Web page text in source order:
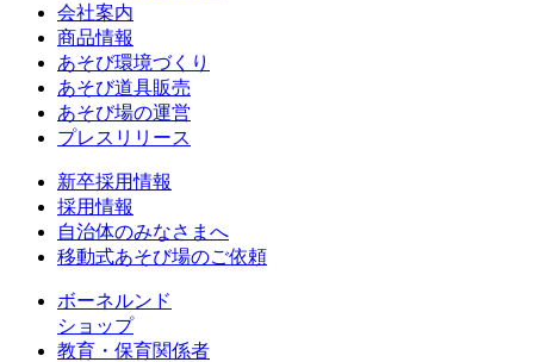
会社案内
商品情報
あそび環境づくり
あそび道具販売
あそび場の運営
プレスリリース
新卒採用情報
採用情報
自治体のみなさまへ
移動式あそび場のご依頼
ボーネルンド
ショップ
教育・保育関係者